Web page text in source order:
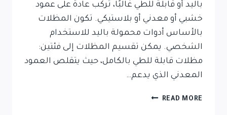
باليد أو قابلة للطي غالبًا، تُركب عادةً على عمود
خشبي أو معدني أو بلاستيكي. تكون المظلات
بالأساس أدوات محمولة باليد للاستخدام
الشخصي. يمكن تقسيم المظلات إلى فئتين:
مظلات قابلة للطي بالكامل، حيث يتقلص العمود
المعدني الذي يدعم…
READ MORE